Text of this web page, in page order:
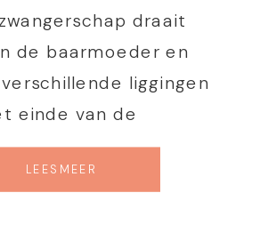
draait
de baarmoeder en
liggingen
einde van de
vanaf 32 weken,
baby’s met het
LEES MEER